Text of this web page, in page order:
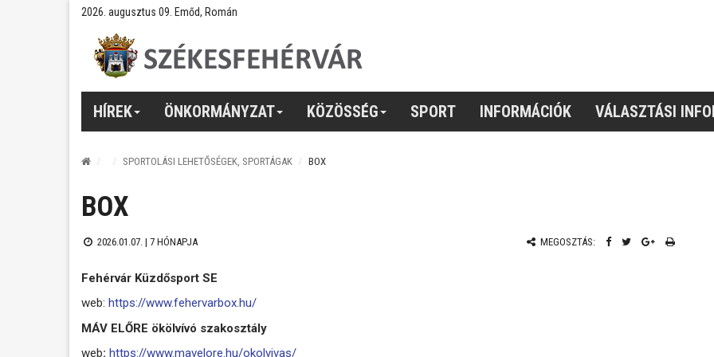
2026. augusztus 09. Emőd, Román
HÍREK ÖNKORMÁNYZAT KÖZÖSSÉG SPORT INFORMÁCIÓK VÁLASZTÁSI
SPORTOLÁSI LEHETŐSÉGEK, SPORTÁGAK BOX
BOX
2026.01.07. | 7 HÓNAPJA MEGOSZTÁS:
Fehérvár Küzdősport SE
web: https://www.fehervarbox.hu/
MÁV ELŐRE ökölvívó szakosztály
web: https://www.mavelore.hu/okolvivas/